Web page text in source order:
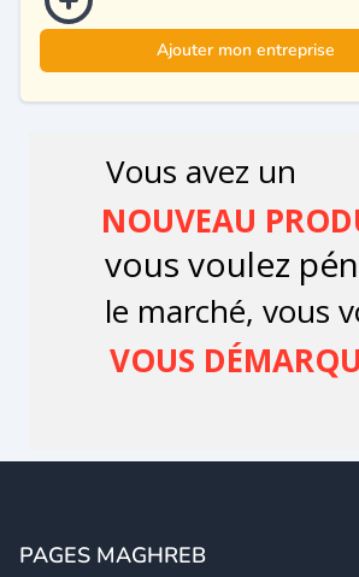
Ajouter mon entreprise
PAGES MAGHREB